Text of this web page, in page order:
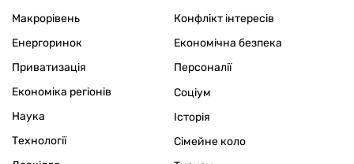
Макрорівень
Енергоринок
Приватизація
Економіка регіонів
Конфлікт інтересів
Економічна безпека
Персоналії
Наука
Технології
Соціум
Історія
Сімейне коло